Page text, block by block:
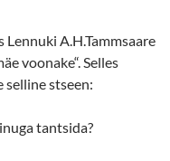
A.H.Tammsaare
voonake“. Selles
selline stseen:
tantsida?